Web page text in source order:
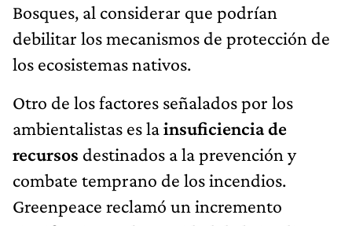
Bosques, al considerar que podrían
debilitar los mecanismos de protección de
los ecosistemas nativos.
Otro de los factores señalados por los
ambientalistas es lainsuficiencia de
recursos destinados a la prevención y
combate temprano de los incendios.
Greenpeace reclamó un incremento